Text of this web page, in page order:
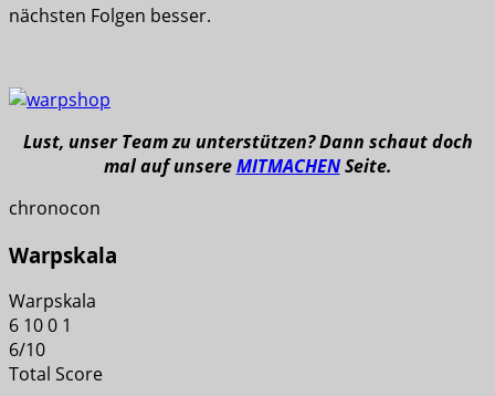
nächsten Folgen besser.
Lust, unser Team zu unterstützen? Dann schaut doch
mal auf unsereMITMACHENSeite.
chronocon
Warpskala
Warpskala
6 100 1
6/10
Total Score